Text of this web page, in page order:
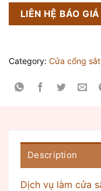
LIÊN HỆ BÁO GIÁ
Category: Cửa cổng
Description
Dịch vụ làm cửa